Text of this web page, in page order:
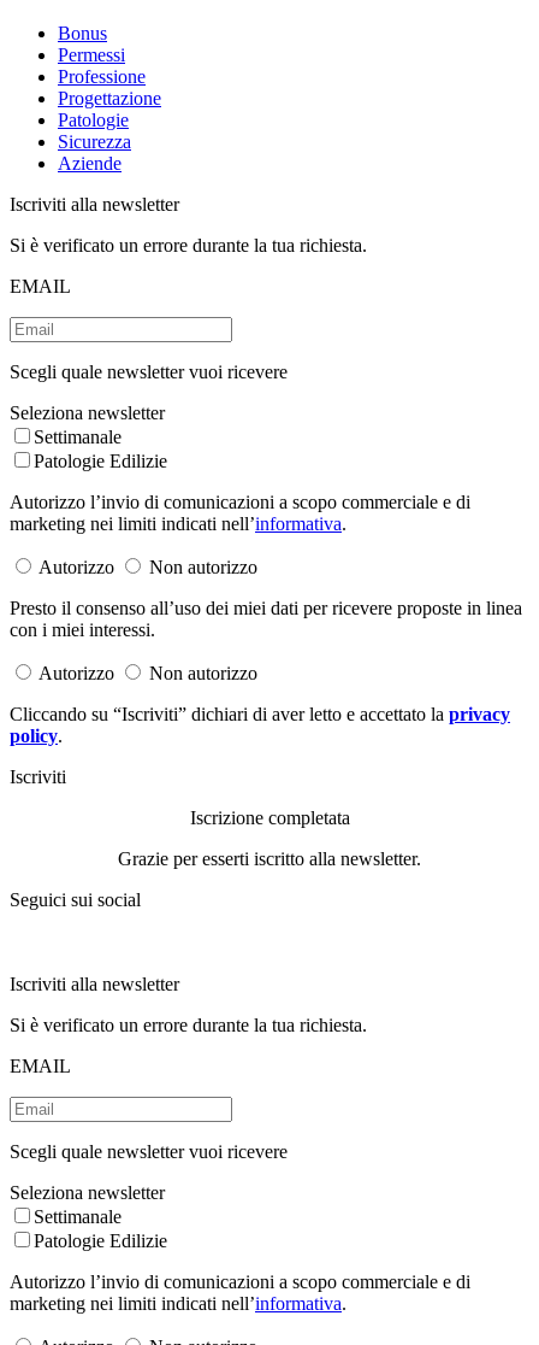
Bonus
Permessi
Professione
Progettazione
Patologie
Sicurezza
Aziende
Iscriviti alla newsletter
Si è verificato un errore durante la tua richiesta.
EMAIL
Scegli quale newsletter vuoi ricevere
Seleziona newsletter
Settimanale
Patologie Edilizie
Autorizzo l’invio di comunicazioni a scopo commerciale e di
marketing nei limiti indicati nell’informativa.
Autorizzo
Non autorizzo
Presto il consenso all’uso dei miei dati per ricevere proposte in linea
con i miei interessi.
Autorizzo
Non autorizzo
Cliccando su “Iscriviti” dichiari di aver letto e accettato la privacy
policy.
Iscriviti
Iscrizione completata
Grazie per esserti iscritto alla newsletter.
Seguici sui social
Iscriviti alla newsletter
Si è verificato un errore durante la tua richiesta.
EMAIL
Scegli quale newsletter vuoi ricevere
Seleziona newsletter
Settimanale
Patologie Edilizie
Autorizzo l’invio di comunicazioni a scopo commerciale e di
marketing nei limiti indicati nell’informativa.